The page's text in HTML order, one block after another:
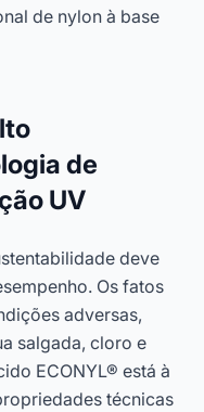
de nylon à base
de
UV
deve
Os fatos
adversas,
salgada, cloro e
ECONYL® está à
técnicas